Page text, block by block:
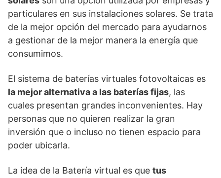
particulares en sus instalaciones solares. Se trata
de la mejor opción del mercado para ayudarnos
a gestionar de la mejor manera la energía que
consumimos.
El sistema de baterías virtuales fotovoltaicas es
la mejor alternativa a las baterías fijas, las
cuales presentan grandes inconvenientes. Hay
personas que no quieren realizar la gran
inversión que o incluso no tienen espacio para
poder ubicarla.
La idea de la Batería virtual es que tus